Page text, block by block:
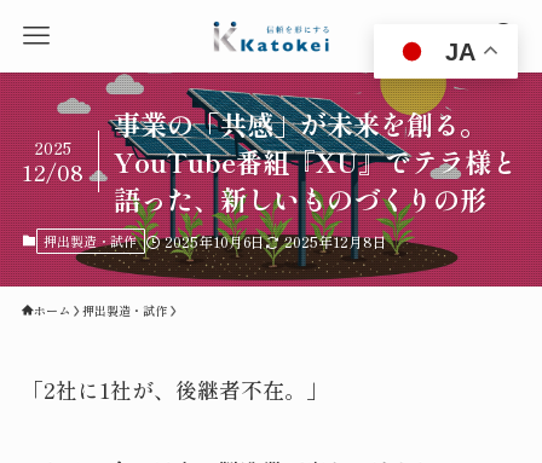
事業の「共感」が未来を創る。
YouTube番組『XU』でテラ様と
語った、新しいものづくりの形
2025
12/08
押出製造・試作 2025年10月6日 2025年12月8日
ホーム 押出製造・試作
「2社に1社が、後継者不在。」
JA